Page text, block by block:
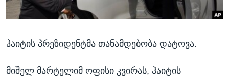
ᲡᲢᲣᲓᲘᲐ ᲕᲐᲨᲘᲜᲒᲢᲝᲜᲘ
ᲔᲙᲝᲜᲝᲛᲘᲙᲐ
ᲛᲔᲪᲜᲘᲔᲠᲔᲑᲐ
Learning English
ᲗᲕᲐᲚᲘ ᲒᲕᲐᲓᲔᲕᲜᲔᲗ
ჰაიტის პრეზიდენტმა თანამდებობა დატოვა.
მიშელ მარტელიმ ოფისი კვირას, ჰაიტის